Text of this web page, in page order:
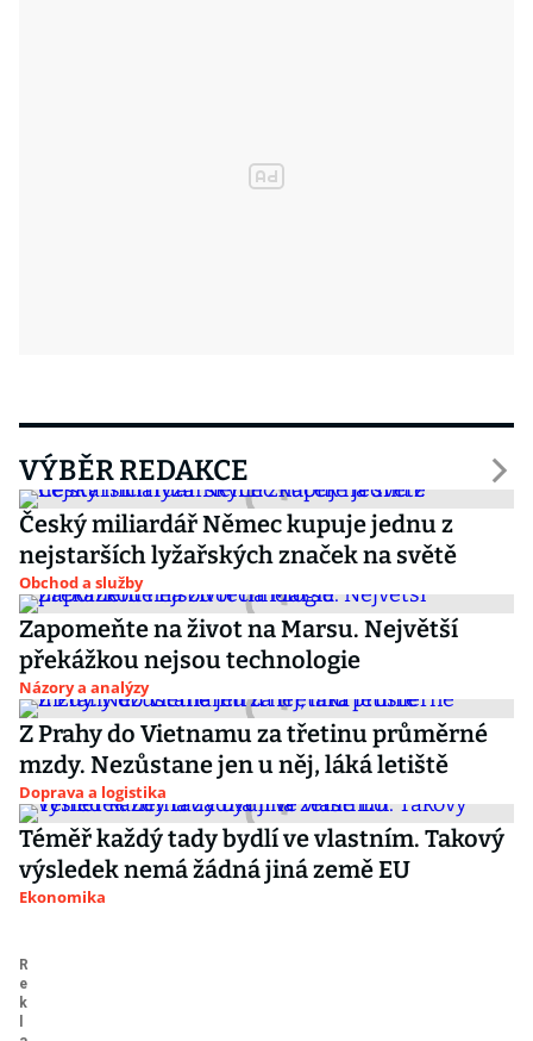
VÝBĚR REDAKCE
Český miliardář Němec kupuje jednu z
nejstarších lyžařských značek na světě
Obchod a služby
Zapomeňte na život na Marsu. Největší
překážkou nejsou technologie
Názory a analýzy
Z Prahy do Vietnamu za třetinu průměrné
mzdy. Nezůstane jen u něj, láká letiště
Doprava a logistika
Téměř každý tady bydlí ve vlastním. Takový
výsledek nemá žádná jiná země EU
Ekonomika